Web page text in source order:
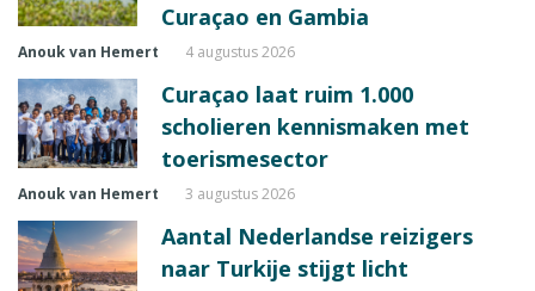
Curaçao en Gambia
Anouk van Hemert 4 augustus 2026
Curaçao laat ruim 1.000
scholieren kennismaken met
toerismesector
Anouk van Hemert 3 augustus 2026
Aantal Nederlandse reizigers
naar Turkije stijgt licht